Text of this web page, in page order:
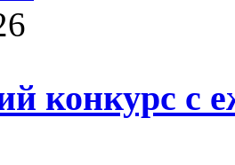
конкурс с